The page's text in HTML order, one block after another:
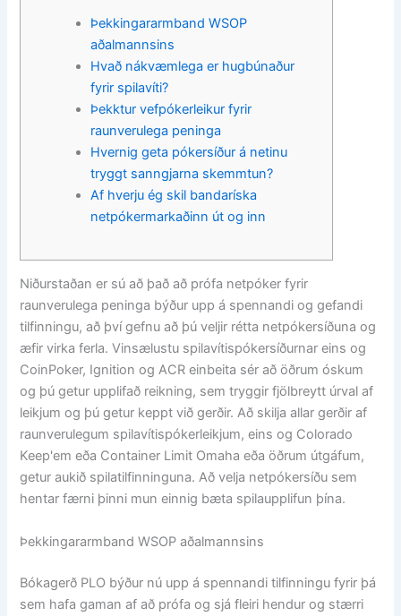
Þekkingararmband WSOP
aðalmannsins
Hvað nákvæmlega er hugbúnaður
fyrir spilavíti?
Þekktur vefpókerleikur fyrir
raunverulega peninga
Hvernig geta pókersíður á netinu
tryggt sanngjarna skemmtun?
Af hverju ég skil bandaríska
netpókermarkaðinn út og inn
Niðurstaðan er sú að það að prófa netpóker fyrir
raunverulega peninga býður upp á spennandi og gefandi
tilfinningu, að því gefnu að þú veljir rétta netpókersíðuna og
æfir virka ferla. Vinsælustu spilavítispókersíðurnar eins og
CoinPoker, Ignition og ACR einbeita sér að öðrum óskum
og þú getur upplifað reikning, sem tryggir fjölbreytt úrval af
leikjum og þú getur keppt við gerðir.Að skilja allar gerðir af
raunverulegum spilavítispókerleikjum, eins og Colorado
Keep'em eða Container Limit Omaha eða öðrum útgáfum,
getur aukið spilatilfinninguna. Að velja netpókersíðu sem
hentar færni þinni mun einnig bæta spilaupplifun þína.
Þekkingararmband WSOP aðalmannsins
Bókagerð PLO býður nú upp á spennandi tilfinningu fyrir þá
sem hafa gaman af að prófa og sjá fleiri hendur og stærri